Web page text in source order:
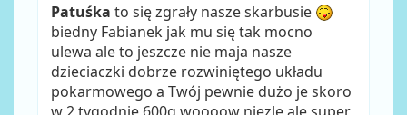
Patuśka to się zgrały nasze skarbusie
biedny Fabianek jak mu się tak mocno
ulewa ale to jeszcze nie maja nasze
dzieciaczki dobrze rozwiniętego układu
pokarmowego a Twój pewnie dużo je skoro